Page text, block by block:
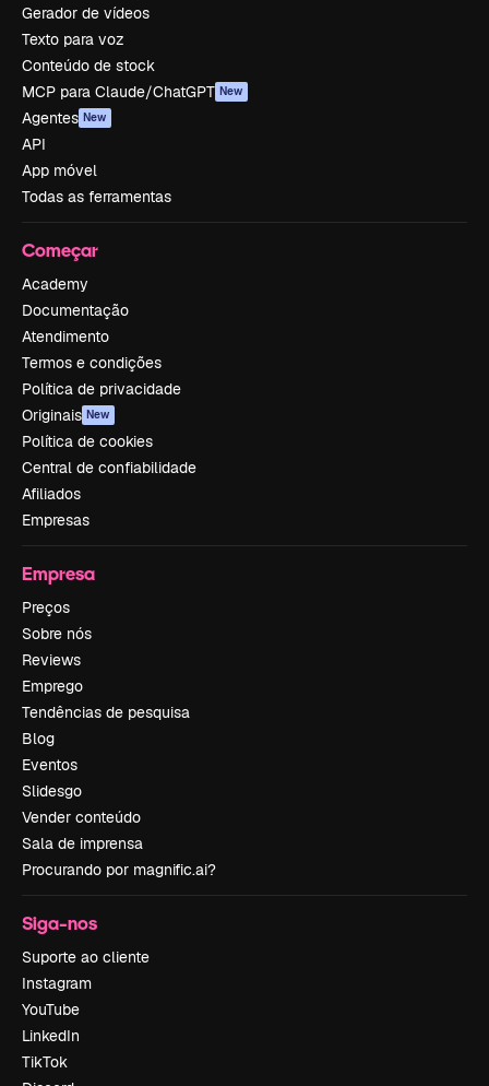
Gerador de vídeos
Texto para voz
Conteúdo de stock
MCP para Claude/ChatGPT New
Agentes New
API
App móvel
Todas as ferramentas
Começar
Academy
Documentação
Atendimento
Termos e condições
Política de privacidade
Originais New
Política de cookies
Central de confiabilidade
Afiliados
Empresas
Empresa
Preços
Sobre nós
Reviews
Emprego
Tendências de pesquisa
Blog
Eventos
Slidesgo
Vender conteúdo
Sala de imprensa
Procurando por magnific.ai?
Siga-nos
Suporte ao cliente
Instagram
YouTube
LinkedIn
TikTok